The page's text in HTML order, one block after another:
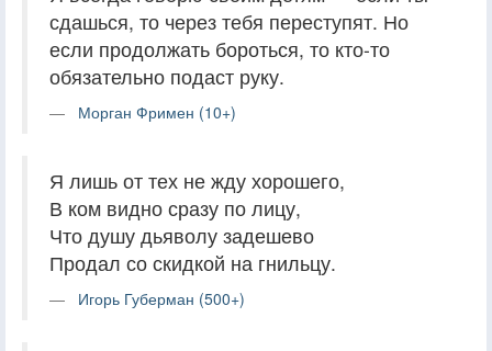
сдашься, то через тебя переступят. Но
если продолжать бороться, то кто-то
обязательно подаст руку.
Морган Фримен (10+)
Я лишь от тех не жду хорошего,
В ком видно сразу по лицу,
Что душу дьяволу задешево
Продал со скидкой на гнильцу.
Игорь Губерман (500+)